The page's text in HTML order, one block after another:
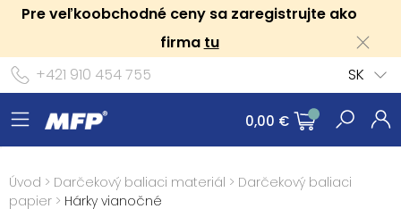
Pre veľkoobchodné ceny sa zaregistrujte ako
firma tu
+421 910 454 755
SK
0,00 €
Úvod > Darčekový baliaci materiál > Darčekový baliaci
papier > Hárky vianočné